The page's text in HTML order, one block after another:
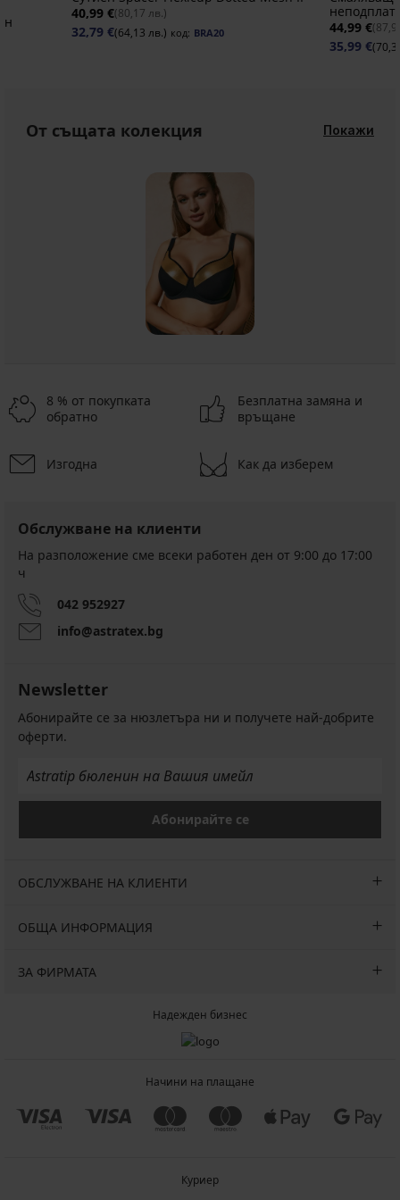
40,99 €(80,17 лв.)
32,79 €(64,13 лв.) код: BRA20
44,99 €
35,99 €
От същата колекция Покажи
Разпродажба
Плажна
рокля
Amach
Намаление
17,00
лв.)
€
(66,48
8 % от покупката
обратно
Безплатна замяна и
връщане
Изгодна Как да изберем
Обслужване на клиенти
На разположение сме всеки работен ден от 9:00 до 17:00
ч
042 952927
info@astratex.bg
Newsletter
Абонирайте се за нюзлетъра ни и получете най-добрите
оферти.
Абонирайте се
ОБСЛУЖВАНЕ НА КЛИЕНТИ
ОБЩА ИНФОРМАЦИЯ
ЗА ФИРМАТА
Надежден бизнес
Начини на плащане
Куриер